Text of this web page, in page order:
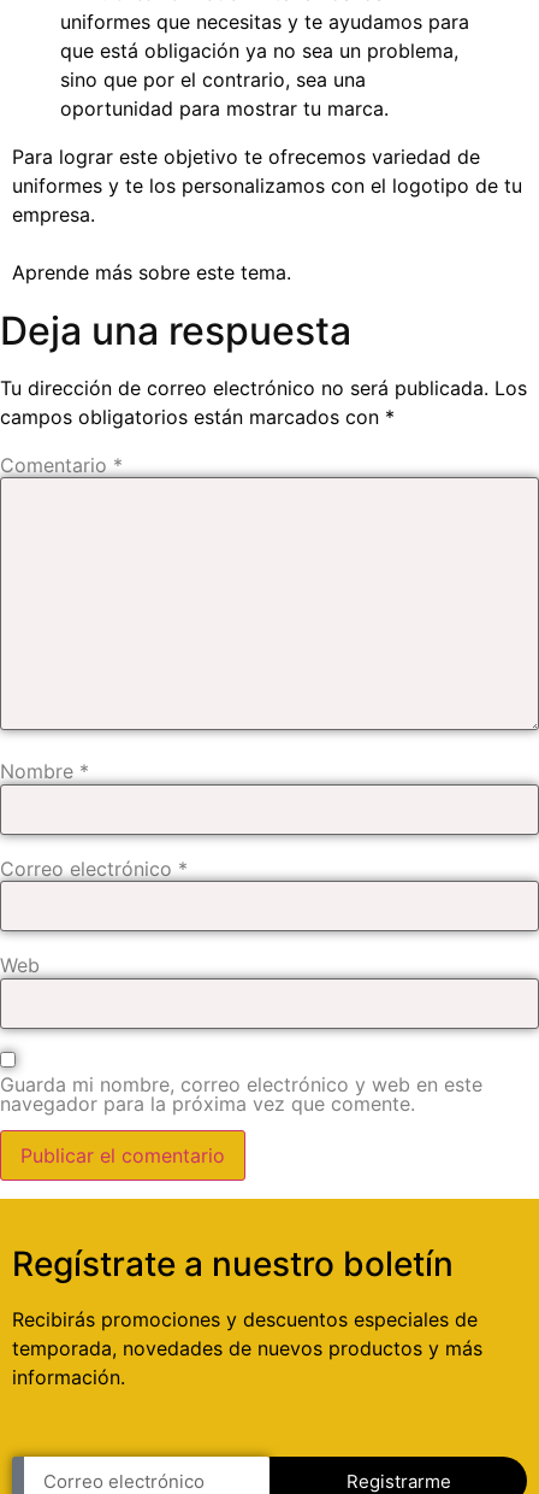
uniformes que necesitas y te ayudamos para
que está obligación ya no sea un problema,
sino que por el contrario, sea una
oportunidad para mostrar tu marca.
Para lograr este objetivo te ofrecemos variedad de
uniformes y te los personalizamos con el logotipo de tu
empresa.
Aprende más sobre este tema.
Deja una respuesta
Tu dirección de correo electrónico no será publicada. Los
campos obligatorios están marcados con *
Comentario *
Nombre *
Correo electrónico *
Web
Guarda mi nombre, correo electrónico y web en este
navegador para la próxima vez que comente.
Regístrate a nuestro boletín
Recibirás promociones y descuentos especiales de
temporada, novedades de nuevos productos y más
información.
Registrarme